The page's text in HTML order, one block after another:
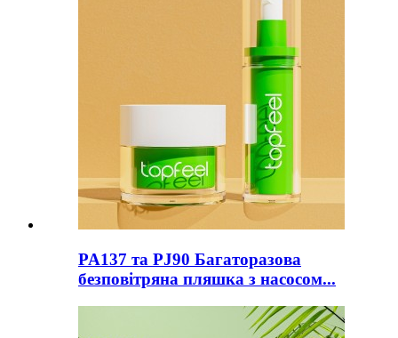
PA137 та PJ90 Багаторазова
безповітряна пляшка з насосом...